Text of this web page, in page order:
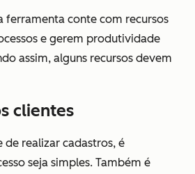
ferramenta conte com recursos
e gerem produtividade
assim, alguns recursos devem
clientes
de realizar cadastros, é
seja simples. Também é